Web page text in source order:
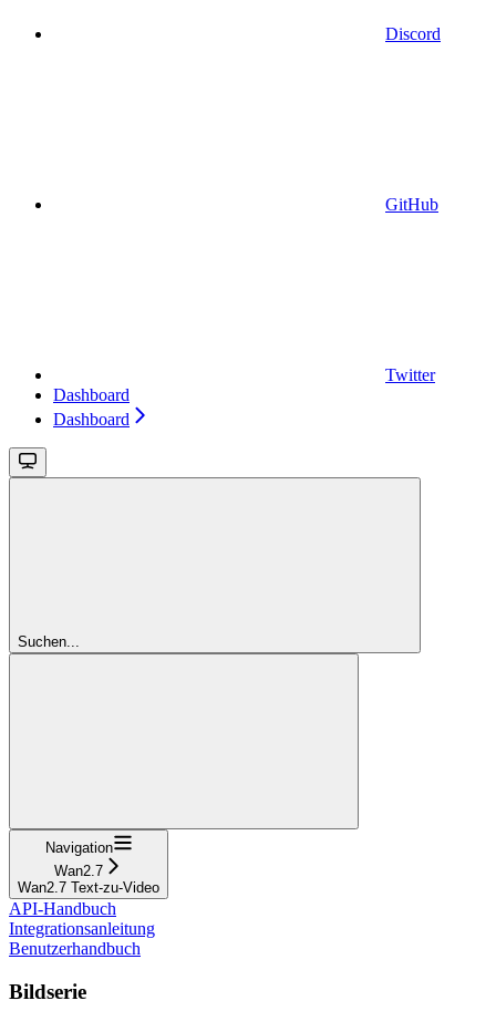
Discord
GitHub
Twitter
Dashboard
Dashboard
Suchen...
Navigation
Wan2.7
Wan2.7 Text-zu-Video
API-Handbuch
Integrationsanleitung
Benutzerhandbuch
Bildserie